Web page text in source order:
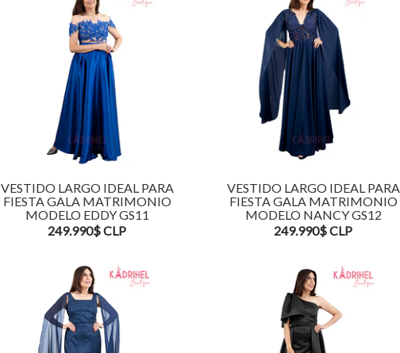
VESTIDO LARGO IDEAL PARA
FIESTA GALA MATRIMONIO
MODELO EDDY GS11
249.990$ CLP
VESTIDO LARGO IDEAL PARA
FIESTA GALA MATRIMONIO
MODELO NANCY GS12
249.990$ CLP